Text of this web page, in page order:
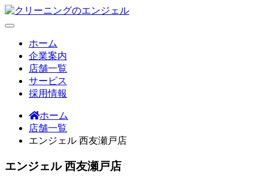
Skip
content
ホーム
企業案内
店舗一覧
サービス
採用情報
ホーム
店舗一覧
エンジェル 西友瀬戸店
エンジェル 西友瀬戸店